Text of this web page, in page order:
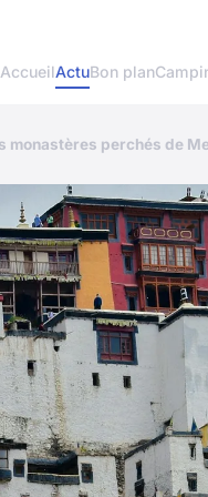
AccueilActuBon plan
monastères perchés de